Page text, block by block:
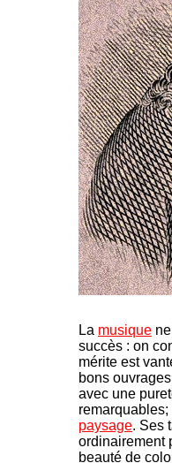
La musique
succès : on
mérite est
bons
avec une
paysage. Ses
ordinairement
beauté de